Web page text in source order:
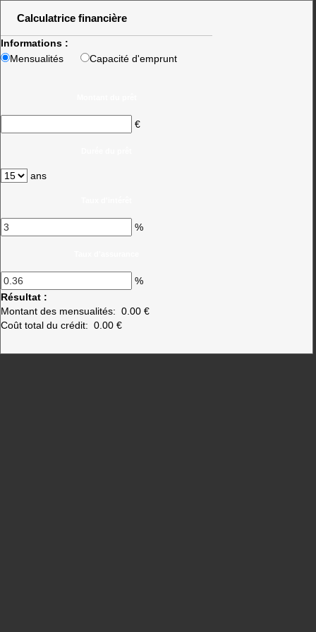
Calculatrice financière
Informations :
Mensualités
Capacité d'emprunt
€
ans
%
%
Résultat :
Montant des mensualités: 0.00 €
Coût total du crédit: 0.00 €